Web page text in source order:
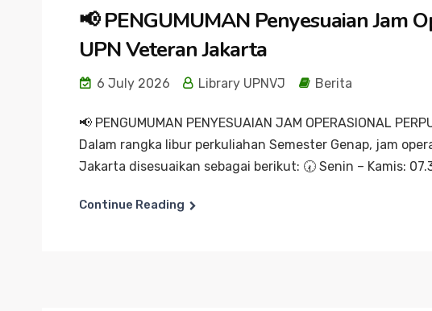
📢 PENGUMUMAN Penyesuaian Jam
UPN Veteran Jakarta
6 July 2026 Library UPNVJ Berita
📢 PENGUMUMAN PENYESUAIAN JAM OPERASIONAL
Dalam rangka libur perkuliahan Semester Genap, jam
Jakarta disesuaikan sebagai berikut: 🕢 Senin – Kamis:
Continue Reading